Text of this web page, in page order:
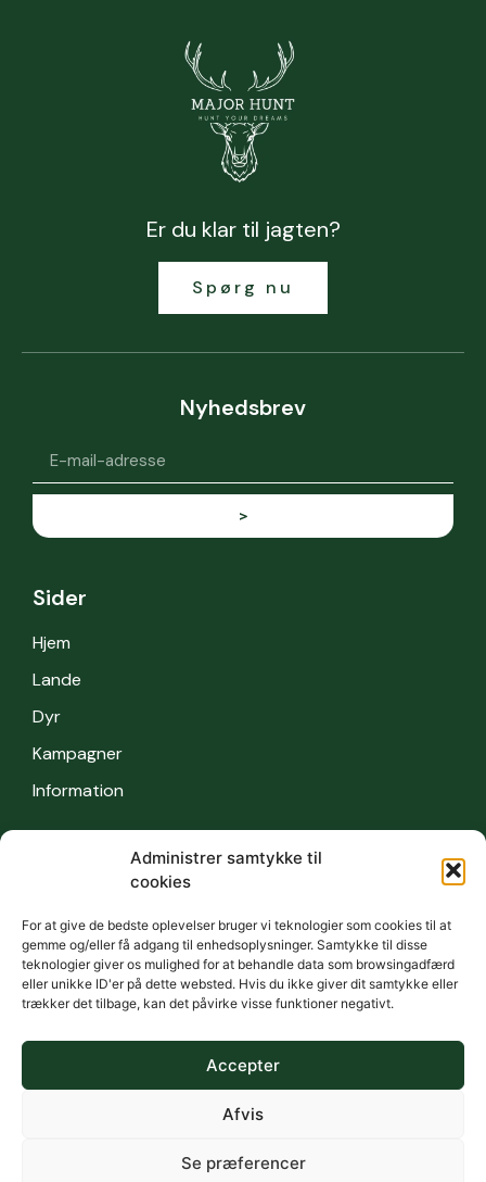
Administrer samtykke til
cookies
For at give de bedste oplevelser bruger vi teknologier som cookies til at
gemme og/eller få adgang til enhedsoplysninger. Samtykke til disse
teknologier giver os mulighed for at behandle data som browsingadfærd
eller unikke ID'er på dette websted. Hvis du ikke giver dit samtykke eller
trækker det tilbage, kan det påvirke visse funktioner negativt.
Accepter
Afvis
Se præferencer
Er du klar til jagten?
Spørg nu
Nyhedsbrev
>
Sider
Hjem
Lande
Dyr
Kampagner
Information
Information
OFTE STILLEDE SPØRGSMÅL
Kontakt
Oprettet afThecreators.be